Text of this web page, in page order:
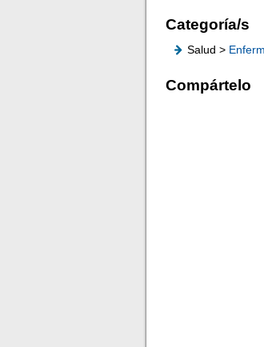
Categoría/s
Salud >
Compártelo